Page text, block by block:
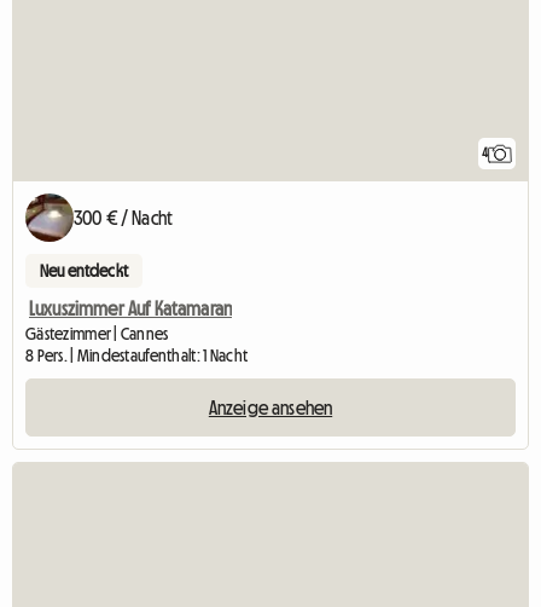
4
300 € / Nacht
Neu entdeckt
Luxuszimmer Auf Katamaran
Gästezimmer | Cannes
8 Pers. | Mindestaufenthalt: 1 Nacht
Anzeige ansehen